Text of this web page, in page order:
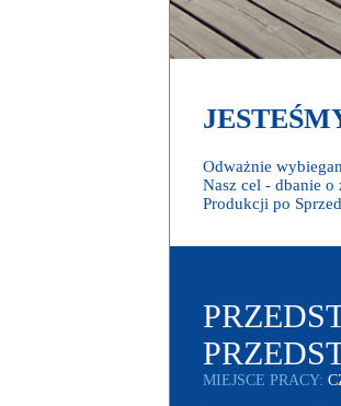
Odważnie
Nasz cel - dbanie o
Produkcji po
MIEJSCE PRACY: